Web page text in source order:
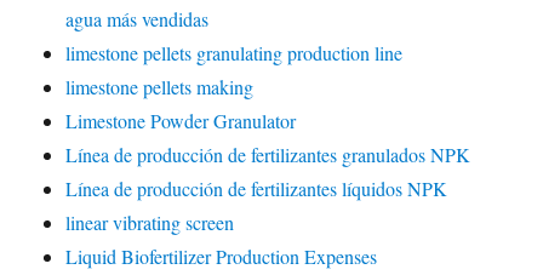
agua más vendidas
limestone pellets granulating production line
limestone pellets making
Limestone Powder Granulator
Línea de producción de fertilizantes granulados NPK
Línea de producción de fertilizantes líquidos NPK
linear vibrating screen
Liquid Biofertilizer Production Expenses